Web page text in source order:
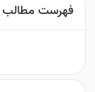
فهرست مطالب